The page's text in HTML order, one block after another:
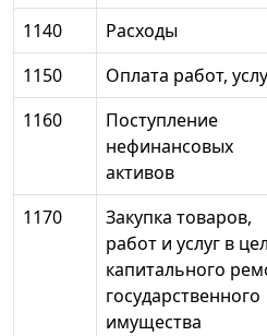
1140 Расходы
1150
Оплата работ,
1160
Поступление
нефинансовых
активов
1170
Закупка товаров,
работ и услуг в
капитального
государственного
имущества